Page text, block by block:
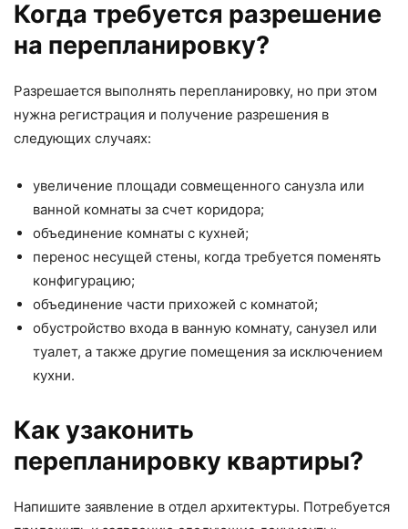
Когда требуется разрешение
на перепланировку?
Разрешается выполнять перепланировку, но при этом
нужна регистрация и получение разрешения в
следующих случаях:
увеличение площади совмещенного санузла или
ванной комнаты за счет коридора;
объединение комнаты с кухней;
перенос несущей стены, когда требуется поменять
конфигурацию;
объединение части прихожей с комнатой;
обустройство входа в ванную комнату, санузел или
туалет, а также другие помещения за исключением
кухни.
Как узаконить
перепланировку квартиры?
Напишите заявление в отдел архитектуры. Потребуется